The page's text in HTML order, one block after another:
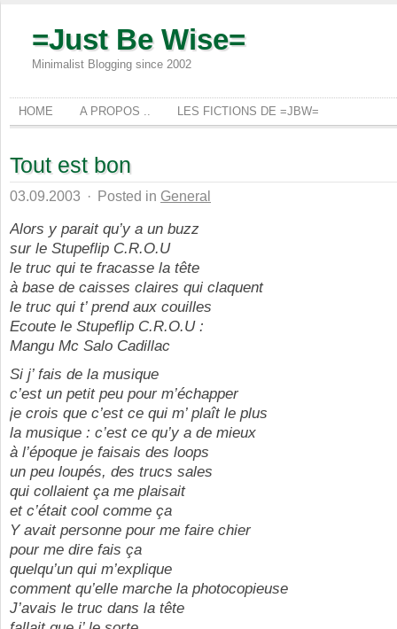
=Just Be Wise=
Minimalist Blogging since 2002
HOME A PROPOS .. LES FICTIONS DE =JBW=
Tout est bon
03.09.2003 · Posted in General
Alors y parait qu’y a un buzz
sur le Stupeflip C.R.O.U
le truc qui te fracasse la tête
à base de caisses claires qui claquent
le truc qui t’ prend aux couilles
Ecoute le Stupeflip C.R.O.U :
Mangu Mc Salo Cadillac
Si j’ fais de la musique
c’est un petit peu pour m’échapper
je crois que c’est ce qui m’ plaît le plus
la musique : c’est ce qu’y a de mieux
à l’époque je faisais des loops
un peu loupés, des trucs sales
qui collaient ça me plaisait
et c’était cool comme ça
Y avait personne pour me faire chier
pour me dire fais ça
quelqu’un qui m’explique
comment qu’elle marche la photocopieuse
J’avais le truc dans la tête